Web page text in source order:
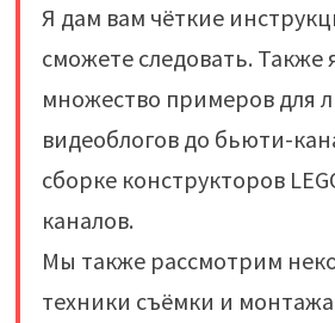
Я дам вам чёткие
сможете следовать. Также
множество примеров для
видеоблогов до бьюти-
сборке конструкторов
каналов.
Мы также рассмотрим
техники съёмки и